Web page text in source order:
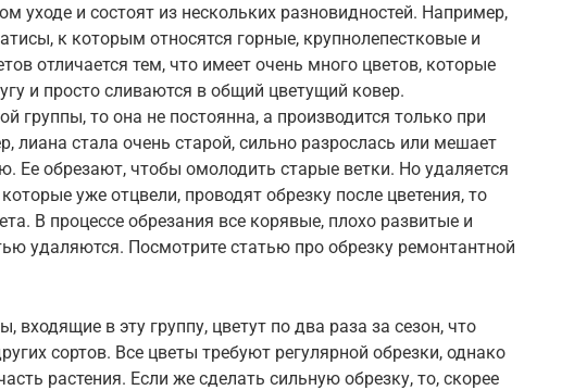
уходе и состоят из нескольких разновидностей. Например,
к которым относятся горные, крупнолепестковые и
отличается тем, что имеет очень много цветов, которые
и просто сливаются в общий цветущий ковер.
группы, то она не постоянна, а производится только при
лиана стала очень старой, сильно разрослась или мешает
Ее обрезают, чтобы омолодить старые ветки. Но удаляется
уже отцвели, проводят обрезку после цветения, то
В процессе обрезания все корявые, плохо развитые и
удаляются. Посмотрите статью про обрезку ремонтантной
входящие в эту группу, цветут по два раза за сезон, что
сортов. Все цветы требуют регулярной обрезки, однако
растения. Если же сделать сильную обрезку, то, скорее